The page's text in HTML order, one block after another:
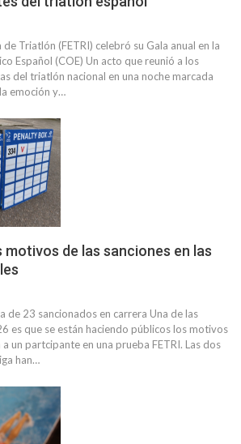
de Triatlón (FETRI) celebró su Gala anual en la
Español (COE) Un acto que reunió a los
del triatlón nacional en una noche marcada
emoción y…
motivos de las sanciones en las
de 23 sancionados en carrera Una de las
es que se están haciendo públicos los motivos
un partcipante en una prueba FETRI. Las dos
han…